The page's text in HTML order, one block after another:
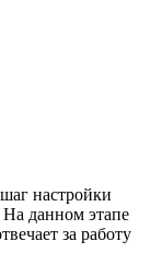
настройки
данном этапе
за работу